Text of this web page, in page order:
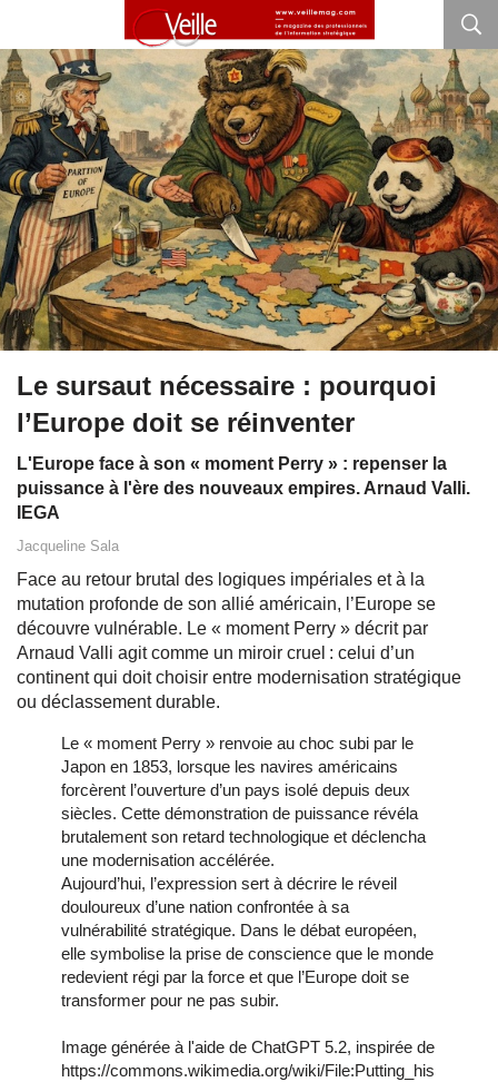
Le sursaut nécessaire : pourquoi
l’Europe doit se réinventer
L'Europe face à son « moment Perry » : repenser la
puissance à l'ère des nouveaux empires. Arnaud Valli.
IEGA
Jacqueline Sala
Face au retour brutal des logiques impériales et à la
mutation profonde de son allié américain, l’Europe se
découvre vulnérable. Le « moment Perry » décrit par
Arnaud Valli agit comme un miroir cruel : celui d’un
continent qui doit choisir entre modernisation stratégique
ou déclassement durable.
Le « moment Perry » renvoie au choc subi par le
Japon en 1853, lorsque les navires américains
forcèrent l’ouverture d’un pays isolé depuis deux
siècles. Cette démonstration de puissance révéla
brutalement son retard technologique et déclencha
une modernisation accélérée.
Aujourd’hui, l’expression sert à décrire le réveil
douloureux d’une nation confrontée à sa
vulnérabilité stratégique. Dans le débat européen,
elle symbolise la prise de conscience que le monde
redevient régi par la force et que l’Europe doit se
transformer pour ne pas subir.
Image générée à l'aide de ChatGPT 5.2, inspirée de
https://commons.wikimedia.org/wiki/File:Putting_his